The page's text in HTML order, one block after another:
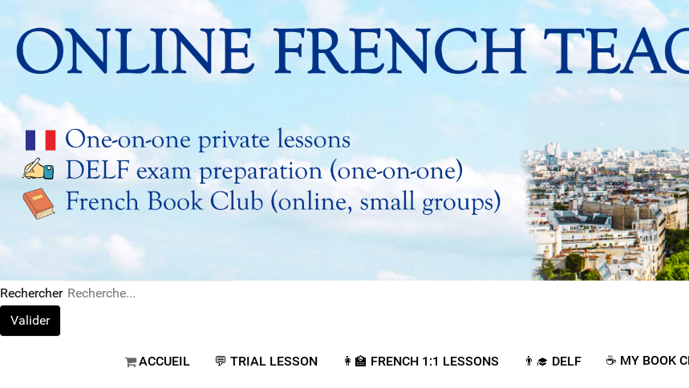
Rechercher
Valider
ACCUEIL 💬​ TRIAL LESSON 👩‍🏫​​ FRENCH 1:1 LESSONS 👨‍🎓​ DELF ☕ MY BOOK